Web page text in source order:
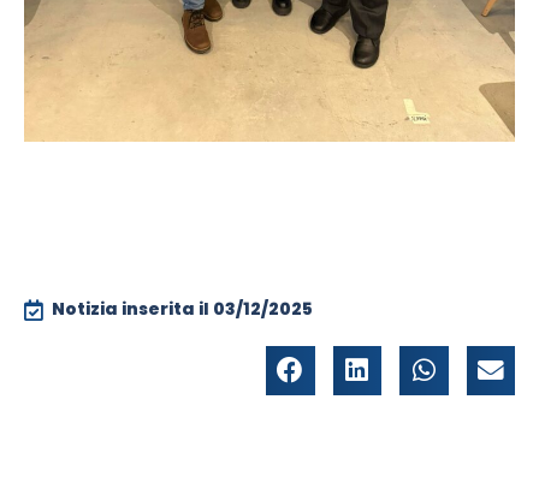
Notizia inserita il 03/12/2025